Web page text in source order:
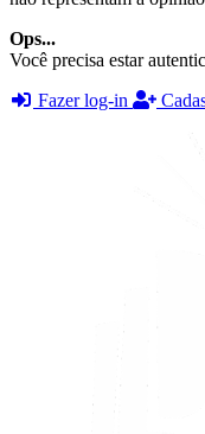
Ops...
Você precisa estar
Fazer log-in